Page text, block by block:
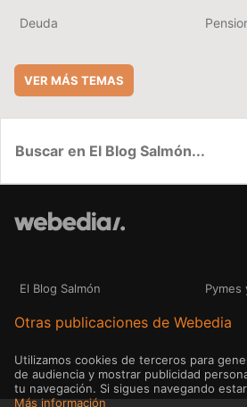
Deuda
VER MÁS TEMAS
El Blog Salmón Pymes
Otras publicaciones de Webedia
Utilizamos cookies de terceros para
de audiencia y mostrar publicidad
tu navegación. Si sigues navegando
Más información